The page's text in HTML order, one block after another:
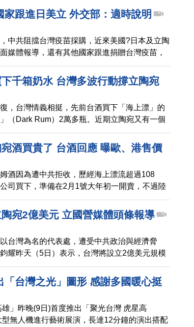
到來，仔細一看才發現，「全部都來自台
「來自台灣的愛」、「來自台灣的感謝」、
怎麼表達我的感謝」。「希望我們國家的疫苗
生命，你們的捐款也會拯救立陶宛的生命」
家跟進日美立 外交部：適時說明
中共阻擋台灣疫苗採購，近來美國?日本及立陶
媒體報導，還有其他國家跟進捐贈台灣疫苗，
。
千箱奶水 台灣多波行動撐立陶宛
，台灣情義相挺，先前台酒買下「海上漂」的
（Dark Rum）2萬多瓶。近期立陶宛又有一個
漂流海上兩個多月，在台灣及立陶宛政府大力
設立的食品科技公司接手，去年十二月底輾轉
將調製成港式奶茶在台販售。
酒買貴了 台酒回應 曝歐、港售價
酒因為遭中共拒收，歷經海上漂流超過108
司買下，準備在2月1號大年初一開賣，不過陸
格不到台灣的四分之一，對此，台酒公司回
成本，還有酒稅跟營業稅等等，同時參考了歐
價格，基本上台灣賣得便宜一些，但是差不
宛2億美元 立國營媒體頭條報導
台灣為名的代表處，遭受中共政治與經濟脅
耀昨天（5日）表示，台灣將設立2億美元規模
，投資雙方戰略意義產業。立陶宛國家廣播電
關注。
「台灣之光」圖形 感謝多國暖心挺
雄」昨晚(9日)首度推出「聚光台灣 虎星高
無人機進行藝術展演，長達12分鐘的演出搭配